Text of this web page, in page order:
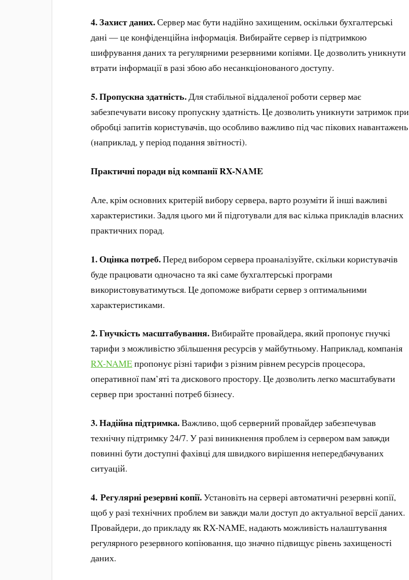
4.Захист даних.Сервер має бути надійно захищеним, оскільки бухгалтерські
дані — це конфіденційна інформація. Вибирайте сервер із підтримкою
шифрування даних та регулярними резервними копіями. Це дозволить уникнути
втрати інформації в разі збою або несанкціонованого доступу.
5.Пропускна здатність.Для стабільної віддаленої роботи сервер має
забезпечувати високу пропускну здатність. Це дозволить уникнути затримок при
обробці запитів користувачів, що особливо важливо під час пікових навантажень
(наприклад, у період подання звітності).
Практичні поради від компанії RX-NAME
Але, крім основних критерій вибору сервера, варто розуміти й інші важливі
характеристики. Задля цього ми й підготували для вас кілька прикладів власних
практичних порад.
1. Оцінка потреб.Перед вибором сервера проаналізуйте, скільки користувачів
буде працювати одночасно та які саме бухгалтерські програми
використовуватимуться. Це допоможе вибрати сервер з оптимальними
характеристиками.
2. Гнучкість масштабування.Вибирайте провайдера, який пропонує гнучкі
тарифи з можливістю збільшення ресурсів у майбутньому. Наприклад, компанія
RX-NAMEпропонує різні тарифи з різним рівнем ресурсів процесора,
оперативної пам’яті та дискового простору. Це дозволить легко масштабувати
сервер при зростанні потреб бізнесу.
3. Надійна підтримка.Важливо, щоб серверний провайдер забезпечував
технічну підтримку 24/7. У разі виникнення проблем із сервером вам завжди
повинні бути доступні фахівці для швидкого вирішення непередбачуваних
ситуацій.
4. Регулярні резервні копії.Установіть на сервері автоматичні резервні копії,
щоб у разі технічних проблем ви завжди мали доступ до актуальної версії даних.
Провайдери, до прикладу як RX-NAME, надають можливість налаштування
регулярного резервного копіювання, що значно підвищує рівень захищеності
даних.